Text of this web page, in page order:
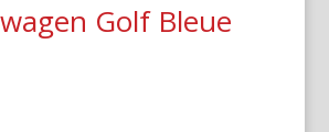
Golf Bleue